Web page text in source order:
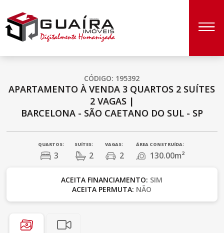
CÓDIGO: 195392
APARTAMENTO À VENDA 3 QUARTOS 2 SUÍTES
2 VAGAS|
BARCELONA - SÃO CAETANO DO SUL - SP
QUARTOS:
3
SUÍTES:
2
VAGAS:
2
ÁREA CONSTRUÍDA:
130.00m²
ACEITA FINANCIAMENTO: SIM
ACEITA PERMUTA: NÃO